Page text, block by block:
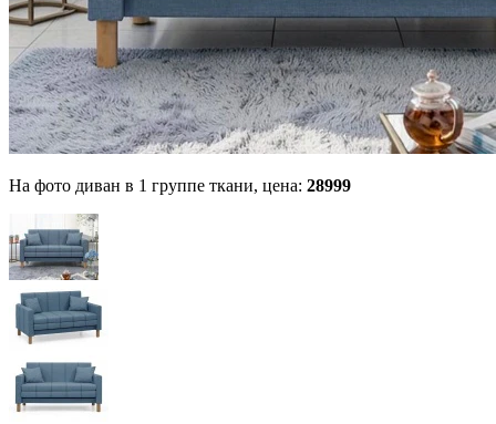
На фото диван в 1 группе ткани, цена: 28999